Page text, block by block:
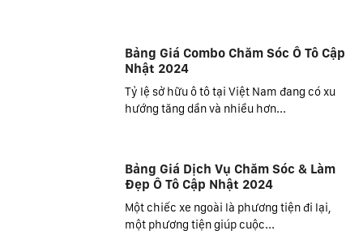
Bảng Giá Combo Chăm Sóc Ô Tô Cập
Nhật 2024
Tỷ lệ sở hữu ô tô tại Việt Nam đang có xu
hướng tăng dần và nhiều hơn...
Bảng Giá Dịch Vụ Chăm Sóc & Làm
Đẹp Ô Tô Cập Nhật 2024
Một chiếc xe ngoài là phương tiện đi lại,
một phương tiện giúp cuộc...